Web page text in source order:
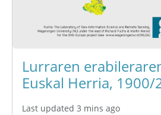
Lurraren
Euskal Herria, 1900/
Last updated 3 mins ago